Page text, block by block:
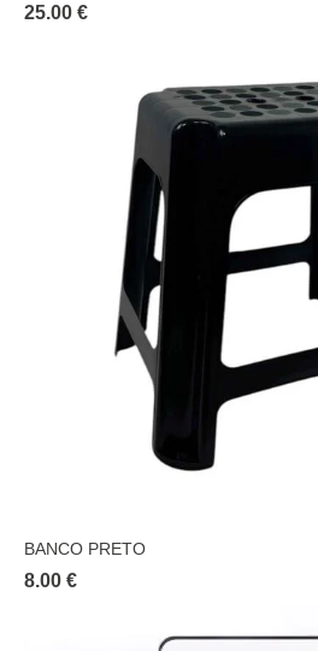
25.00 €
BANCO PRETO
8.00 €